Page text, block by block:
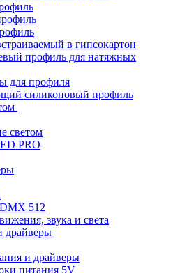
в гипсокартон
профиль для натяжных
для профиля
силиконовый профиль
светом
PRO
512
звука и света
драйверы
и драйверы
питания 5V